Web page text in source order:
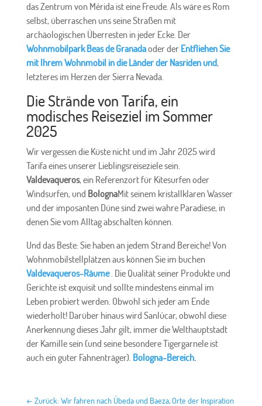
das Zentrum von Mérida ist eine Freude. Als wäre es Rom
selbst, überraschen uns seine Straßen mit
archäologischen Überresten in jeder Ecke. Der
Wohnmobilpark Beas de Granadaoder der Entfliehen Sie
mit Ihrem Wohnmobil in die Länder der Nasriden und,
letzteres im Herzen der Sierra Nevada.
Die Strände von Tarifa, ein
modisches Reiseziel im Sommer
2025
Wir vergessen die Küste nicht und im Jahr 2025 wird
Tarifa eines unserer Lieblingsreiseziele sein.
Valdevaqueros, ein Referenzort für Kitesurfen oder
Windsurfen, und BolognaMit seinem kristallklaren Wasser
und der imposanten Düne sind zwei wahre Paradiese, in
denen Sie vom Alltag abschalten können.
Und das Beste: Sie haben an jedem Strand Bereiche! Von
Wohnmobilstellplätzen aus können Sie im buchen
Valdevaqueros-Räume. Die Qualität seiner Produkte und
Gerichte ist exquisit und sollte mindestens einmal im
Leben probiert werden. Obwohl sich jeder am Ende
wiederholt! Darüber hinaus wird Sanlúcar, obwohl diese
Anerkennung dieses Jahr gilt, immer die Welthauptstadt
der Kamille sein (und seine besondere Tigergarnele ist
auch ein guter Fahnenträger). Bologna-Bereich.
← Zurück: Wir fahren nach Úbeda und Baeza, Orte der Inspiration